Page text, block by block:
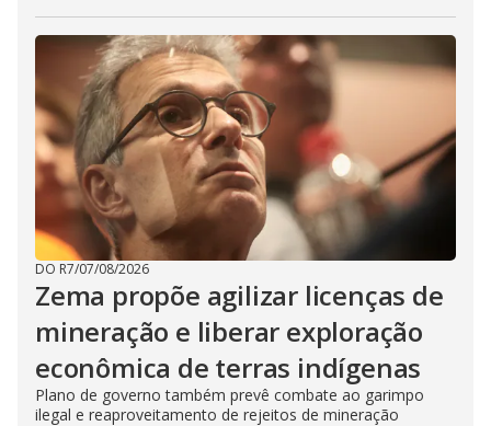
DO R7/07/08/2026
Zema propõe agilizar licenças de
mineração e liberar exploração
econômica de terras indígenas
Plano de governo também prevê combate ao garimpo
ilegal e reaproveitamento de rejeitos de mineração